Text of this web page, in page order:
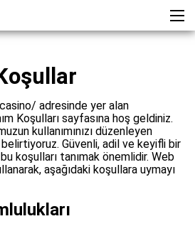
adresinde yer alan
Koşulları sayfasına hoş geldiniz.
kullanımınızı düzenleyen
belirtiyoruz. Güvenli, adil ve keyifli bir
koşulları tanımak önemlidir. Web
aşağıdaki koşullara uymayı